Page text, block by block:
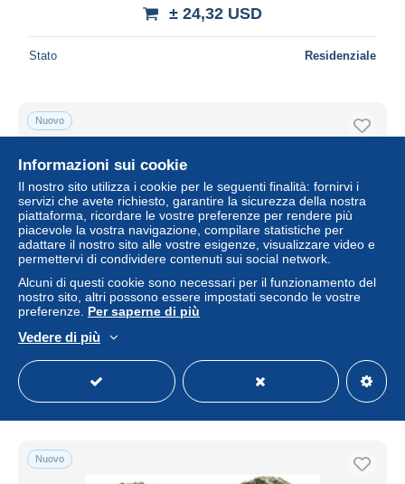
± 24,32 USD
Stato Residenziale
Nuovo
CONSTANS MINTED IN ROME ITALY FOUND IN
Residenziale
Nuovo
Informazioni sui cookie
Il nostro sito utilizza i cookie per le seguenti finalità: fornirvi i
servizi che avete richiesto, garantire la sicurezza della nostra
piattaforma, ricordare le vostre preferenze per rendere più
piacevole la vostra navigazione, compilare statistiche per
adattare il nostro sito alle vostre esigenze, visualizzare video e
permettervi di condividere contenuti sui social network.
Alcuni di questi cookie sono necessari per il funzionamento del
nostro sito, altri possono essere impostati secondo le vostre
preferenze. Per saperne di più
Vedere di più